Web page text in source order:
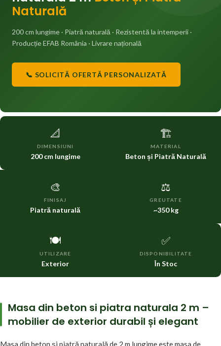
Naturală
200 cm lungime · Piatră naturală · Rezistentă la intemperii ·
Producție EFAB România · Livrare națională
📞 SOLICITĂ OFERTĂ PERSONALIZATĂ
📐
DIMENSIUNI
200 cm lungime
🏗️
MATERIAL
Beton și Piatră Naturală
🎨
FINISAJ
Piatră naturală
⚖️
GREUTATE
~350 kg
🍽️
UTILIZARE
Exterior
✅
DISPONIBILITATE
În Stoc
Masa din beton si piatra naturala 2 m –
mobilier de exterior durabil și elegant
Masa din beton și piatră naturală de 2 m lungime este masa de